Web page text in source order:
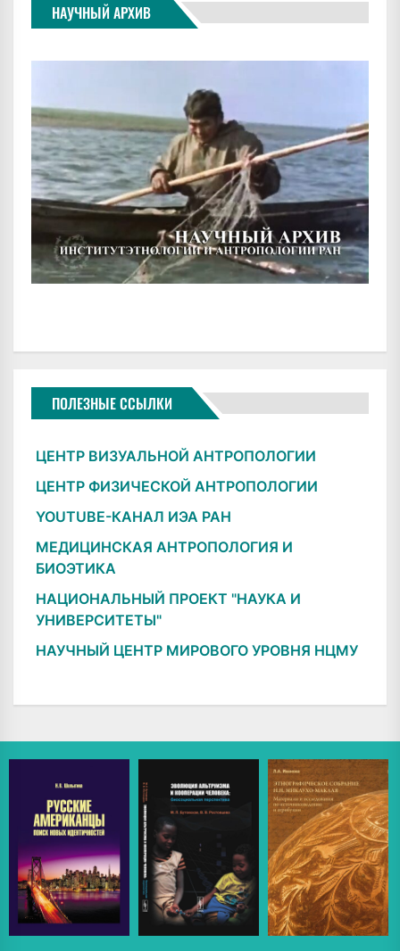
НАУЧНЫЙ АРХИВ
ПОЛЕЗНЫЕ ССЫЛКИ
ЦЕНТР ВИЗУАЛЬНОЙ АНТРОПОЛОГИИ
ЦЕНТР ФИЗИЧЕСКОЙ АНТРОПОЛОГИИ
YOUTUBE-КАНАЛ ИЭА РАН
МЕДИЦИНСКАЯ АНТРОПОЛОГИЯ И
БИОЭТИКА
НАЦИОНАЛЬНЫЙ ПРОЕКТ "НАУКА И
УНИВЕРСИТЕТЫ"
НАУЧНЫЙ ЦЕНТР МИРОВОГО УРОВНЯ НЦМУ